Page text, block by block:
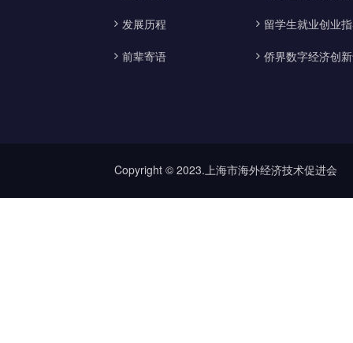
发展历程
前辈寄语
留学生就业创业
侨界数字经济创
Copyright © 2023.上海市海外经济技术促进会